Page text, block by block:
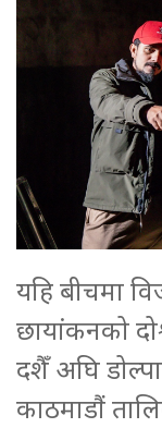
यहि बीचमा
छायांकनको
दशैँ अघि
काठमाडौं